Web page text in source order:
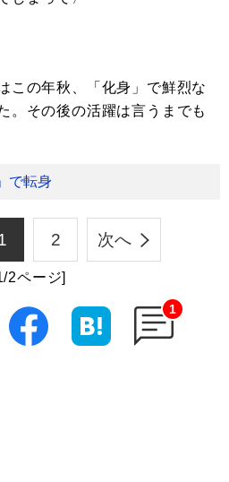
この年秋、「化身」で鮮烈な
。その後の活躍は言うまでも
で転身
2 次へ
2ページ]
1